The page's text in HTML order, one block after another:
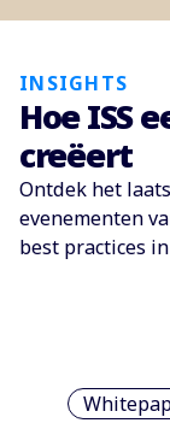
INSIGHTS
Hoe ISS
creëert
Ontdek het
evenementen
best practices